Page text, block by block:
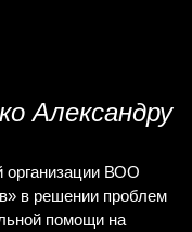
Александру
организации ВОО
в решении проблем
помощи на